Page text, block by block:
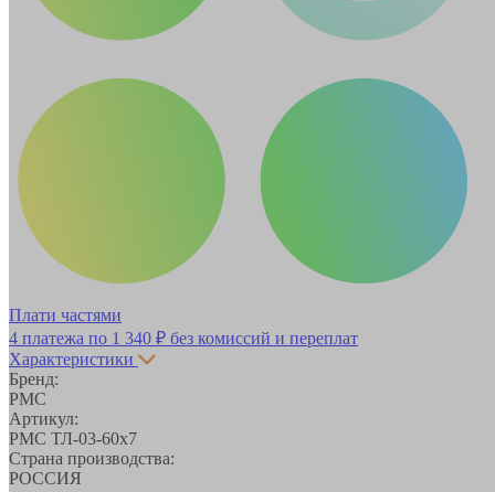
Плати частями
4 платежа по 1 340 ₽ без комиссий и переплат
Характеристики
Бренд:
РМС
Артикул:
РМС ТЛ-03-60х7
Страна производства:
РОССИЯ